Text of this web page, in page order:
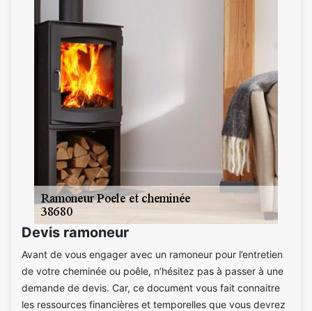
Devis ramoneur
Avant de vous engager avec un ramoneur pour l’entretien
de votre cheminée ou poêle, n’hésitez pas à passer à une
demande de devis. Car, ce document vous fait connaitre
les ressources financières et temporelles que vous devrez